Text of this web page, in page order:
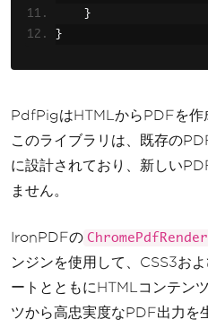
}
}
PdfPigはHTMLからPDFを作
このライブラリは、既存の
に設計されており、新しい
ません。
IronPDFの
ンジンを使用して、CSS3お
ートとともにHTMLコンテン
ツから高忠実度なPDF出力を